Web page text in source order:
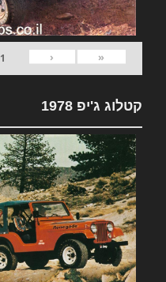
«
‹
1
קטלוג ג'יפ 1978